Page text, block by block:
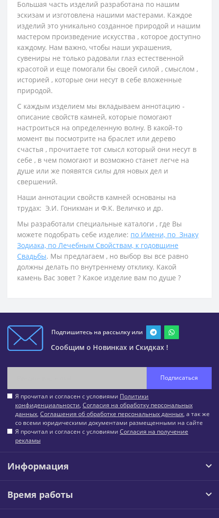
Большая часть изделий разработана по нашим
эскизам и изготовлена нашими мастерами. Каждое
изделий это уникально созданное природой и нашим
мастером произведение искусства , которое доступно
каждому. Нам важно, чтобы наши украшения,
сувениры не только радовали глаз естественной
красотой и еще помогали бы своей силой , смыслом ,
историей , которые они несут в себе вложенные
природой.
С каждым изделием мы вкладываем аннотацию -
описание свойств камней, которые помогают
настроиться на определенную волну. В какой-то
момент вы посмотрите на браслет или дерево
счастья , прочитаете тот смысл который они несут в
себе , в чем помогают и возможно станет легче на
душе или же появятся силы для новых дел и
свершений.
Наши аннотации свойств камней основаны на
трудах: Э.И. Гоникман и Ф.К. Величко и др.
Мы разработали специальные каталоги , где Вы
можете подобрать себе изделие: по Имени, по Знаку
Зодиака, по Лечебным Свойствам, к годовщине
Свадьбы. Мы предлагаем , но выбор вы все равно
должны делать по внутреннему отклику. Какой
камень Вас зовет ? Какое изделие вам по душе ?
Подпишитесь на рассылку или
Сообщим о Новинках и Скидках !
Подписаться
Я прочитал и согласен с условиями Политики
конфиденциальности, Согласия на обработку персональных
данных, Соглашения об обработке персональных данных, а так же
со всеми юридическими документами размещенными на сайте
Я прочитал и согласен с условиями Согласия на получение
рекламы
Информация
Время работы